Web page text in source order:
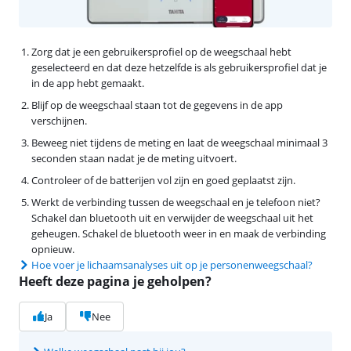
Zorg dat je een gebruikersprofiel op de weegschaal hebt
geselecteerd en dat deze hetzelfde is als gebruikersprofiel dat je
in de app hebt gemaakt.
Blijf op de weegschaal staan tot de gegevens in de app
verschijnen.
Beweeg niet tijdens de meting en laat de weegschaal minimaal 3
seconden staan nadat je de meting uitvoert.
Controleer of de batterijen vol zijn en goed geplaatst zijn.
Werkt de verbinding tussen de weegschaal en je telefoon niet?
Schakel dan bluetooth uit en verwijder de weegschaal uit het
geheugen. Schakel de bluetooth weer in en maak de verbinding
opnieuw.
Hoe voer je lichaamsanalyses uit op je personenweegschaal?
Heeft deze pagina je geholpen?
Ja Nee